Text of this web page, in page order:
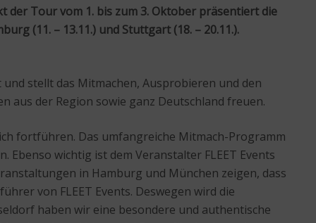
der Tour vom 1. bis zum 3. Oktober präsentiert die
(11. – 13.11.) und Stuttgart (18. – 20.11.).
stellt das Mitmachen, Ausprobieren und den
aus der Region sowie ganz Deutschland freuen.
fortführen. Das umfangreiche Mitmach-Programm
wichtig ist dem Veranstalter FLEET Events
in Hamburg und München zeigen, dass
von FLEET Events. Deswegen wird die
haben wir eine besondere und authentische